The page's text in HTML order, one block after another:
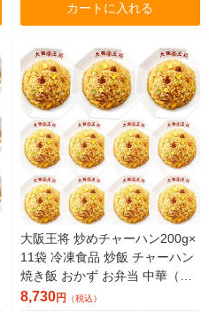
カートに入れる
大阪王将 炒めチャーハン200g×
11袋 冷凍食品 炒飯 チャーハン
焼き飯 おかず お弁当 中華（直
送品）
8,730円 （税込）